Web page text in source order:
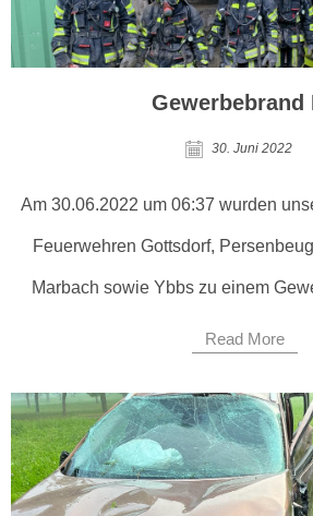
Gewerbebrand
30. Juni 2022
Am 30.06.2022 um 06:37 wurden
Feuerwehren Gottsdorf,
Marbach sowie Ybbs zu einem
Read More